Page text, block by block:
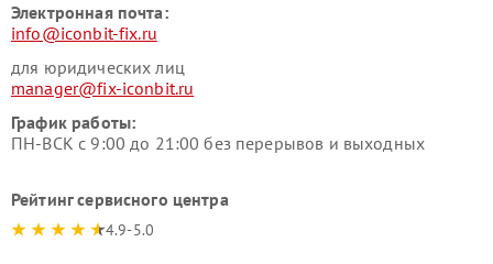
Электронная почта:
info@iconbit-fix.ru
для юридических лиц
manager@fix-iconbit.ru
График работы:
ПН-ВСК с 9:00 до 21:00 без перерывов и выходных
Рейтинг сервисного центра
4.9-5.0